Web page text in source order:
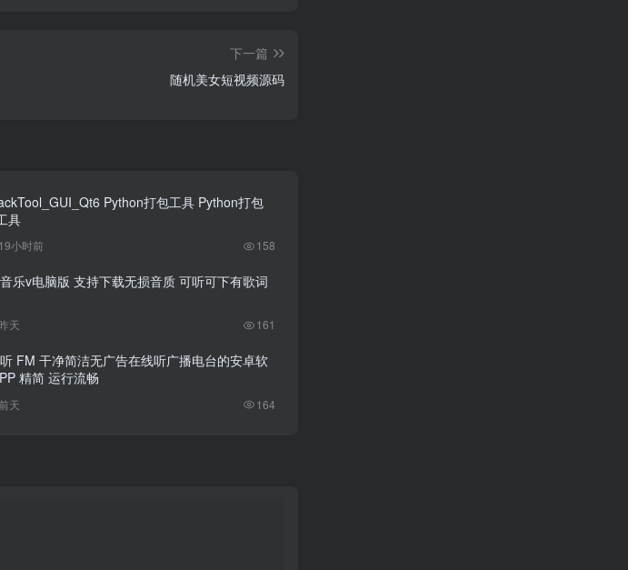
下一篇
随机美女短视频源码
Python打包工具 Python打包
具
19小时前 158
乐v电脑版 支持下载无损音质 可听可下有歌词
天 161
FM 干净简洁无广告在线听广播电台的安卓软
精简 运行流畅
天 164